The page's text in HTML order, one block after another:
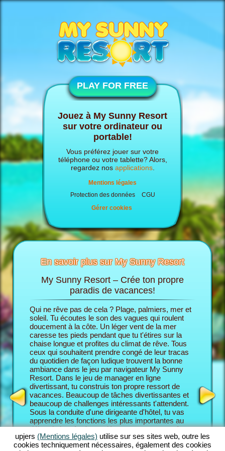
PLAY FOR FREE
Jouez à My Sunny Resort
sur votre ordinateur ou
portable!
Vous préférez jouer sur votre
téléphone ou votre tablette? Alors,
regardez nos applications.
Mentions légales
Protection des données
CGU
Gérer cookies
En savoir plus sur My Sunny Resort
My Sunny Resort – Crée ton propre
paradis de vacances!
Qui ne rêve pas de cela ? Plage, palmiers, mer et
soleil. Tu écoutes le son des vagues qui roulent
doucement à la côte. Un léger vent de la mer
caresse tes pieds pendant que tu t'étires sur la
chaise longue et profites du climat de rêve. Tous
ceux qui souhaitent prendre congé de leur tracas
du quotidien de façon ludique trouvent la bonne
ambiance dans le jeu par navigateur My Sunny
Resort. Dans le jeu de manager en ligne
divertissant, tu construis ton propre ressort de
vacances. Beaucoup de tâches divertissantes et
beaucoup de challenges intéressants t'attendent.
Sous la conduite d'une dirigeante d'hôtel, tu vas
apprendre les fonctions les plus importantes au
début du jeu. Après, tu démarres ton propre rêve
de vacances. Tu construis ton ressort de place
individuellement conçu. Bien sûr, tu as des
Dans
son
partir
En fin
pour
Resort,
En tant
Resort,
upjers (Mentions légales) utilise sur ses sites web, outre les
cookies techniquement nécessaires, également des cookies